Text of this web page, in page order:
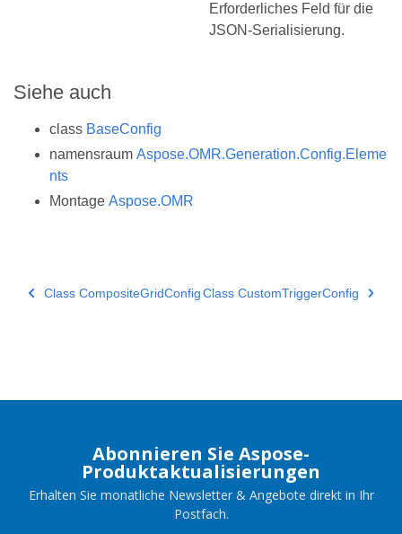
Erforderliches Feld für die
JSON-Serialisierung.
Siehe auch
class BaseConfig
namensraum Aspose.OMR.Generation.Config.Eleme
nts
Montage Aspose.OMR
Class CompositeGridConfigClass CustomTriggerConfig
Abonnieren Sie Aspose-
Produktaktualisierungen
Erhalten Sie monatliche Newsletter & Angebote direkt in Ihr
Postfach.